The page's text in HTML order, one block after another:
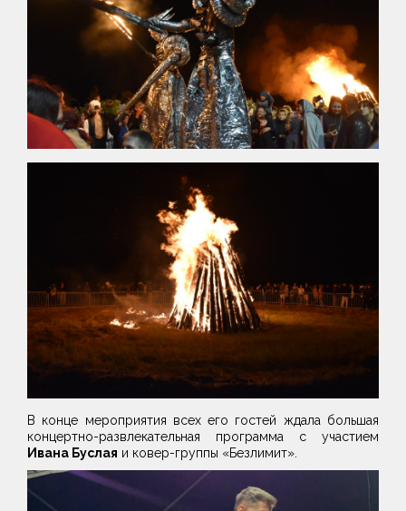
В конце мероприятия всех его гостей ждала большая
концертно-развлекательная программа с участием
Ивана Буслая и ковер-группы «Безлимит».